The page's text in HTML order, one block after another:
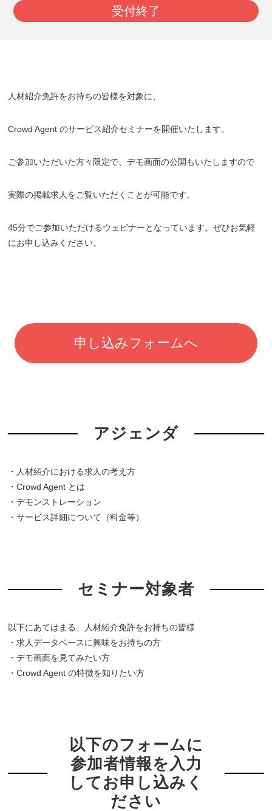
受付終了
人材紹介免許をお持ちの皆様を対象に、
Crowd Agent のサービス紹介セミナーを開催いたします。
ご参加いただいた方々限定で、デモ画面の公開もいたしますので
実際の掲載求人をご覧いただくことが可能です。
45分でご参加いただけるウェビナーとなっています。ぜひお気軽
にお申し込みください。
申し込みフォームへ
アジェンダ
・人材紹介における求人の考え方
・Crowd Agent とは
・デモンストレーション
・サービス詳細について（料金等）
セミナー対象者
以下にあてはまる、人材紹介免許をお持ちの皆様
・求人データベースに興味をお持ちの方
・デモ画面を見てみたい方
・Crowd Agent の特徴を知りたい方
以下のフォームに
参加者情報を入力
してお申し込みく
ださい